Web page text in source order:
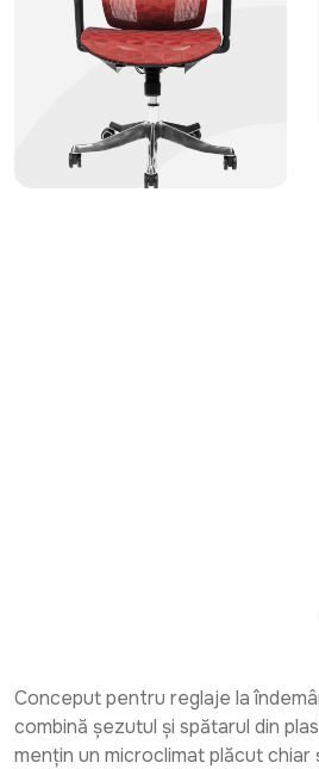
Conceput pentru reglaje la
combină șezutul și spătarul din
mențin un microclimat plăcut chiar